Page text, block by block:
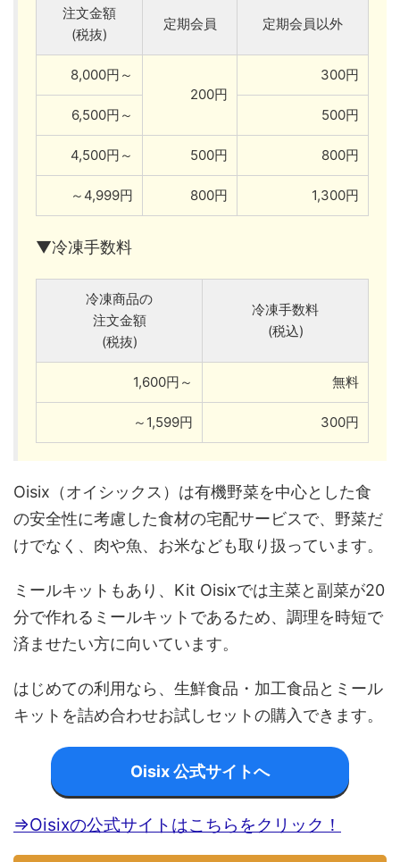
注文金額
(税抜)
定期会員 定期会員以外
8,000円～
200円
300円
6,500円～ 500円
4,500円～ 500円 800円
～4,999円 800円 1,300円
▼冷凍手数料
冷凍商品の
注文金額
(税抜)
冷凍手数料
(税込)
1,600円～ 無料
～1,599円 300円
Oisix（オイシックス）は有機野菜を中心とした食
の安全性に考慮した食材の宅配サービスで、野菜だ
けでなく、肉や魚、お米なども取り扱っています。
ミールキットもあり、Kit Oisixでは主菜と副菜が20
分で作れるミールキットであるため、調理を時短で
済ませたい方に向いています。
はじめての利用なら、生鮮食品・加工食品とミール
キットを詰め合わせお試しセットの購入できます。
Oisix 公式サイトへ
⇒Oisixの公式サイトはこちらをクリック！